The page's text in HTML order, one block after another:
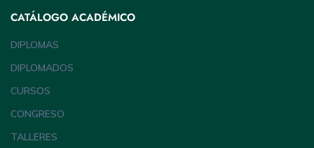
CATÁLOGO ACADÉMICO
DIPLOMAS
DIPLOMADOS
CURSOS
CONGRESO
TALLERES